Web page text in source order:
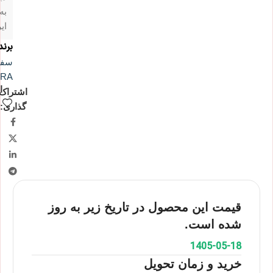
به
گذاری:
قیمت این محصول در تاریخ زیر به روز
شده است.
1405-05-18
خرید و زمان تحویل